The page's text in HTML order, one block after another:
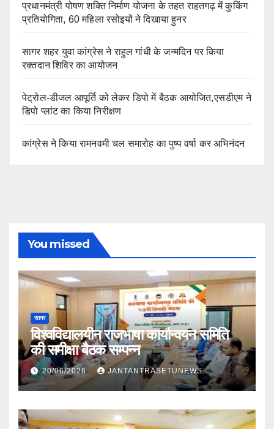
प्रधानमंत्री पोषण शक्ति निर्माण योजना के तहत राहतगढ़ में कुकिंग
प्रतियोगिता, 60 महिला रसोइयों ने दिखाया हुनर
सागर शहर युवा कांग्रेस ने राहुल गांधी के जन्मदिन पर किया
रक्तदान शिविर का आयोजन
पेट्रोल-डीजल आपूर्ति को लेकर डिपो में बैठक आयोजित,एसडीएम ने
डिपो प्लांट का किया निरीक्षण
कांग्रेस ने किया रामनवमी चल समारोह का पुष्प वर्षा कर अभिनंदन
You missed
सागर
विश्वविद्यालयीन राजभाषा कार्यान्वयन समिति
की समीक्षा बैठक सम्पन्न
20/06/2026 JANTANTRASETUNEWS